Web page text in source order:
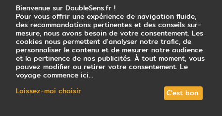
18
17
16
15
14
Parc national d'Etosha
Votre quatrième journée en Namibie débute
avec un petit-déjeuner libre, suivi d'un safari
dans la partie Est du Parc National d'Etosha.
Cette région, riche en diversité d'habitats,
promet des observations animalières
exceptionnelles ! En pleine nature sauvage,
partez à la recherche des éléphants et des
léopards. Pour multiplier vos chances, vous
Bienvenue sur DoubleSens.fr !
Pour vous offrir une expérience de navigation fluide,
des recommandations pertinentes et des conseils sur-
mesure, nous avons besoin de votre consentement. Les
cookies nous permettent d'analyser notre trafic, de
personnaliser le contenu et de mesurer notre audience
et la pertinence de nos publicités. À tout moment, vous
pouvez modifier ou retirer votre consentement. Le
voyage commence ici…
Laissez-moi choisir
C'est bon.